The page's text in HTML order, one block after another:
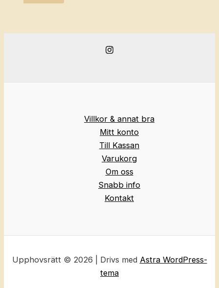
Villkor & annat bra
Mitt konto
Till Kassan
Varukorg
Om oss
Snabb info
Kontakt
Upphovsrätt © 2026 | Drivs med Astra WordPress-
tema